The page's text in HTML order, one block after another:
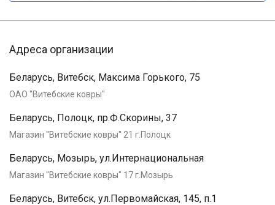
Адреса организации
Беларусь, Витебск, Максима Горького, 75
ОАО "Витебские ковры"
Беларусь, Полоцк, пр.Ф.Скорины, 37
Магазин "Витебские ковры" 21 г.Полоцк
Беларусь, Мозырь, ул.Интернациональная
Магазин "Витебские ковры" 17 г.Мозырь
Беларусь, Витебск, ул.Первомайская, 145, п.1